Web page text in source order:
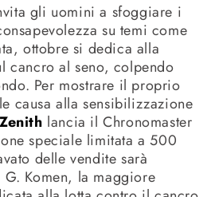
gli uomini a sfoggiare i
su temi come
ottobre si dedica alla
cancro al seno, colpendo
Per mostrare il proprio
causa alla sensibilizzazione
Zenith lancia il Chronomaster
speciale limitata a 500
delle vendite sarà
G. Komen, la maggiore